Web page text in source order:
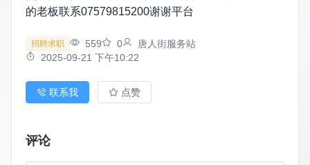
的老板联系07579815200谢谢平台
招聘求职 559 0
唐人街服务站
2025-09-21 下午10:22
联系我 点赞
评论